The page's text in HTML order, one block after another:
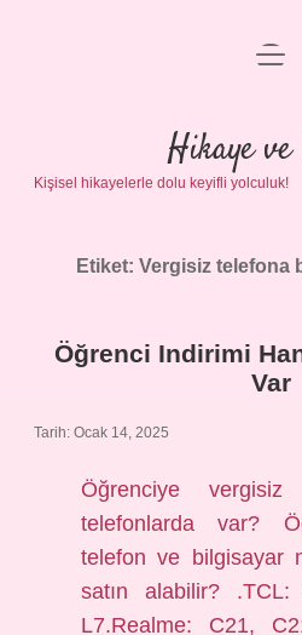
Gizlilik
Yasal
Hikaye
Kişisel hikayelerle dolu keyifli yolculuk!
Etiket: Vergisiz telefona
Öğrenci Indirimi
Var
Tarih: Ocak 14, 2025
Öğrenciye
telefonlarda var?
telefon ve bilgisayar
satın alabilir?
L7.Realme: C21,